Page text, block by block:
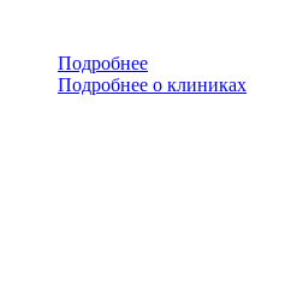
Подробнее
Подробнее о клиниках